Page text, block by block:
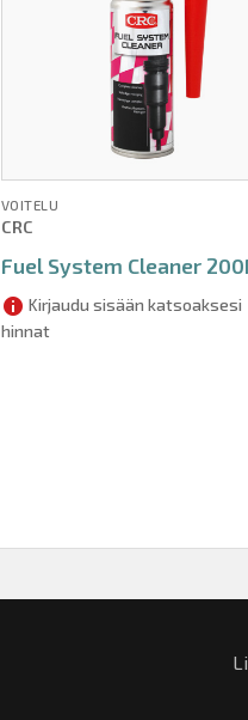
VOITELU
CRC
Fuel System Cleaner
Kirjaudu sisään katsoaksesi
hinnat